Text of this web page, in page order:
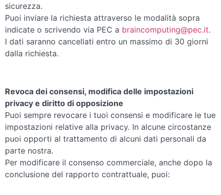
sicurezza.
Puoi inviare la richiesta attraverso le modalità sopra
indicate o scrivendo via PEC a braincomputing@pec.it.
I dati saranno cancellati entro un massimo di 30 giorni
dalla richiesta.
Revoca dei consensi, modifica delle impostazioni
privacy e diritto di opposizione
Puoi sempre revocare i tuoi consensi e modificare le tue
impostazioni relative alla privacy. In alcune circostanze
puoi opporti al trattamento di alcuni dati personali da
parte nostra.
Per modificare il consenso commerciale, anche dopo la
conclusione del rapporto contrattuale, puoi: